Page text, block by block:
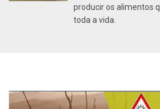
producir os alimentos
toda a vida.